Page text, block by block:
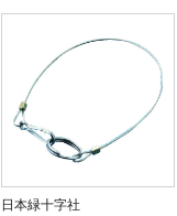
日本緑十字社